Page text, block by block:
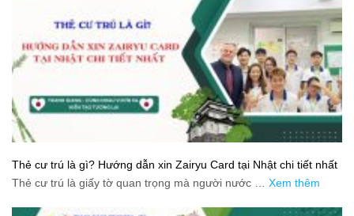
Thẻ cư trú là gì? Hướng dẫn xin Zairyu Card tại Nhật chi tiết nhất
Thẻ cư trú là giấy tờ quan trọng mà người nước … Xem thêm